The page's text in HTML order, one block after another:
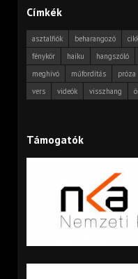
Címkék
asztalfiók beharangozó
fénykör
haiku hangszóló
meghívó
műfordítás próza
vers
videók visszhang
Támogatók